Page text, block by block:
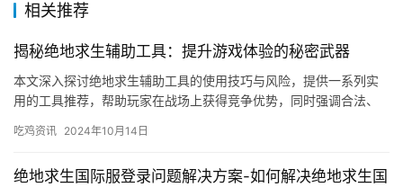
相关推荐
揭秘绝地求生辅助工具：提升游戏体验的秘密武器
本文深入探讨绝地求生辅助工具的使用技巧与风险，提供一系列实
用的工具推荐，帮助玩家在战场上获得竞争优势，同时强调合法、
吃鸡资讯 2024年10月14日
绝地求生国际服登录问题解决方案-如何解决绝地求生国